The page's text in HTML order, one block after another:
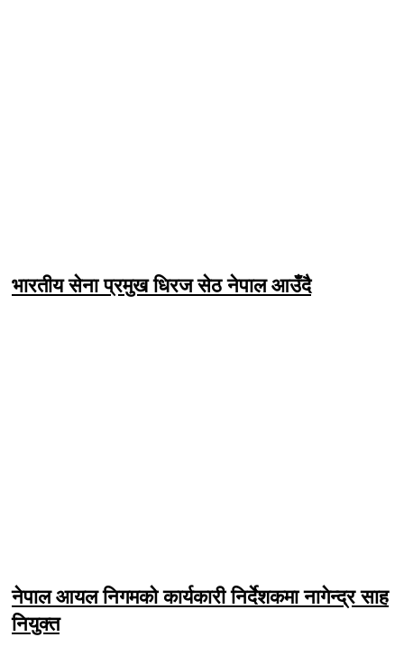
भारतीय सेना प्रमुख धिरज सेठ नेपाल आउँदै
नेपाल आयल निगमको कार्यकारी निर्देशकमा नागेन्द्र साह
नियुक्त